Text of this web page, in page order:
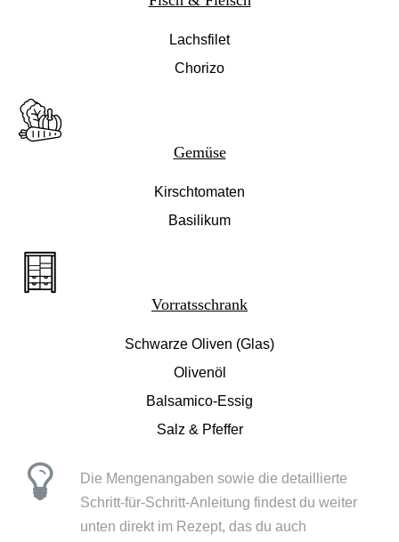
Lachsfilet
Chorizo
Gemüse
Kirschtomaten
Basilikum
Vorratsschrank
Schwarze Oliven (Glas)
Olivenöl
Balsamico-Essig
Salz & Pfeffer
Die Mengenangaben sowie die detaillierte
Schritt-für-Schritt-Anleitung findest du weiter
unten direkt im Rezept, das du auch